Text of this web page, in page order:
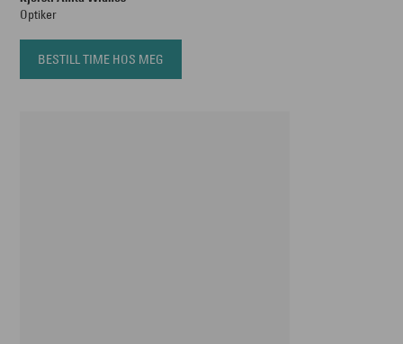
Optiker
BESTILL TIME HOS MEG